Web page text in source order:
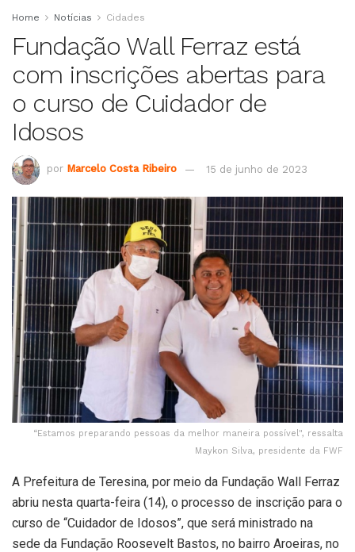
Home Notícias Cidades
Fundação Wall Ferraz está
com inscrições abertas para
o curso de Cuidador de
Idosos
por Marcelo Costa Ribeiro 15 de junho de 2023
“Estamos preparando pessoas da melhor maneira possível", ressalta
Maykon Silva, presidente da FWF
A Prefeitura de Teresina, por meio da Fundação Wall Ferraz
abriu nesta quarta-feira (14), o processo de inscrição para o
curso de “Cuidador de Idosos”, que será ministrado na
sede da Fundação Roosevelt Bastos, no bairro Aroeiras, no